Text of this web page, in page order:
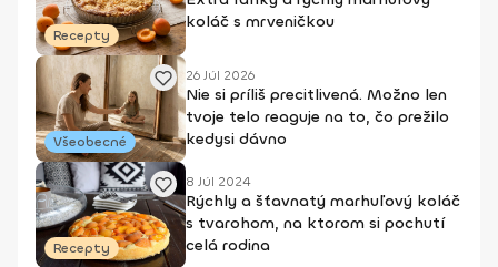
Recepty
koláč s mrveničkou
Všeobecné
26 Júl 2026
Nie si príliš precitlivená. Možno len
tvoje telo reaguje na to, čo prežilo
kedysi dávno
Recepty
8 Júl 2024
Rýchly a šťavnatý marhuľový koláč
s tvarohom, na ktorom si pochutí
celá rodina